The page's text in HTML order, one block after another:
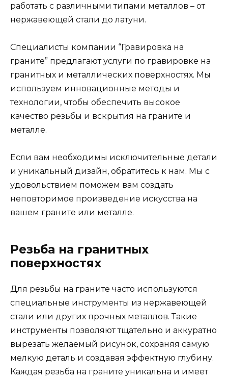
работать с различными типами металлов – от
нержавеющей стали до латуни.
Специалисты компании “Гравировка на
граните” предлагают услуги по гравировке на
гранитных и металлических поверхностях. Мы
используем инновационные методы и
технологии, чтобы обеспечить высокое
качество резьбы и вскрытия на граните и
металле.
Если вам необходимы исключительные детали
и уникальный дизайн, обратитесь к нам. Мы с
удовольствием поможем вам создать
неповторимое произведение искусства на
вашем граните или металле.
Резьба на гранитных
поверхностях
Для резьбы на граните часто используются
специальные инструменты из нержавеющей
стали или других прочных металлов. Такие
инструменты позволяют тщательно и аккуратно
вырезать желаемый рисунок, сохраняя самую
мелкую деталь и создавая эффектную глубину.
Каждая резьба на граните уникальна и имеет